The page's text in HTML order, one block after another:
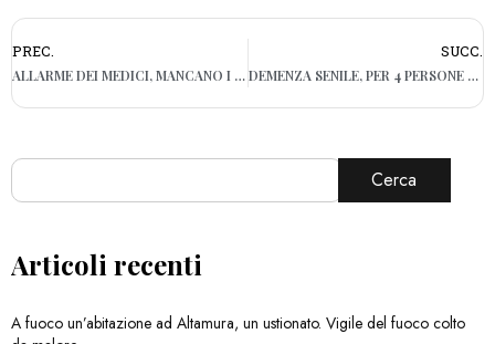
PREC.
ALLARME DEI MEDICI, MANCANO I FARMACI ANTI-SHOCK ANAFILATTICO
SUCC.
DEMENZA SENILE, PER 4 PERSONE SU 5 È UN ‘ACCIACCO’
Cerca
Articoli recenti
A fuoco un’abitazione ad Altamura, un ustionato. Vigile del fuoco colto